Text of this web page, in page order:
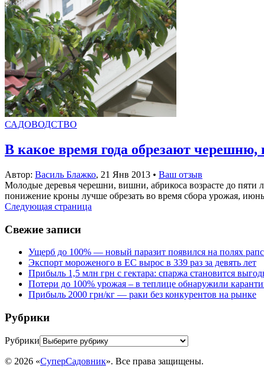
САДОВОДСТВО
В какое время года обрезают
Автор: Василь Блажко, 21 Янв 2013 • Ваш отзыв
Молодые деревья черешни, вишни, абрикоса возрасте до пяти
понижение кроны лучше обрезать во время сбора урожая,
Следующая страница
Свежие записи
Ущерб до 100% — новый паразит появился на полях
Экспорт мороженого в ЕС вырос в 339 раз за девять лет
Прибыль 1,5 млн грн с гектара: спаржа становится
Потери до 100% урожая – в теплице обнаружили
Прибыль 2000 грн/кг — раки без конкурентов на рынке
Рубрики
Рубрики
© 2026 «СуперСадовник». Все права защищены.